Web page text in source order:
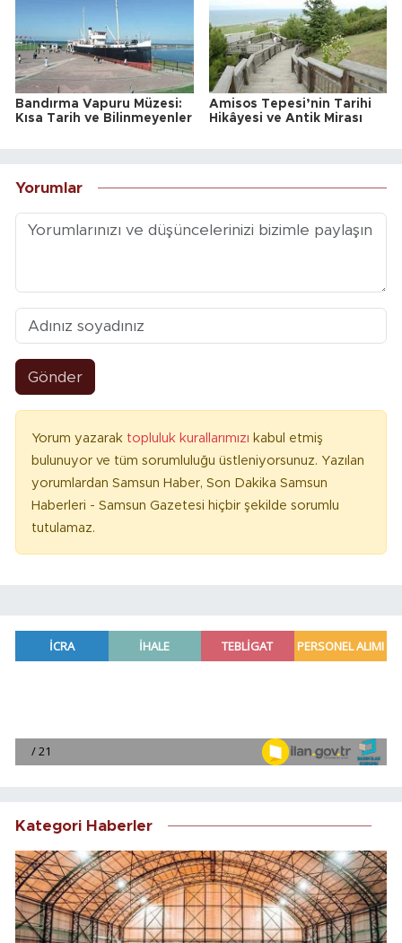
Bandırma Vapuru Müzesi:
Kısa Tarih ve Bilinmeyenler
Amisos Tepesi’nin Tarihi
Hikâyesi ve Antik Mirası
Yorumlar
Gönder
Yorum yazarak topluluk kurallarımızı kabul etmiş
bulunuyor ve tüm sorumluluğu üstleniyorsunuz. Yazılan
yorumlardan Samsun Haber, Son Dakika Samsun
Haberleri - Samsun Gazetesi hiçbir şekilde sorumlu
tutulamaz.
Kategori Haberler